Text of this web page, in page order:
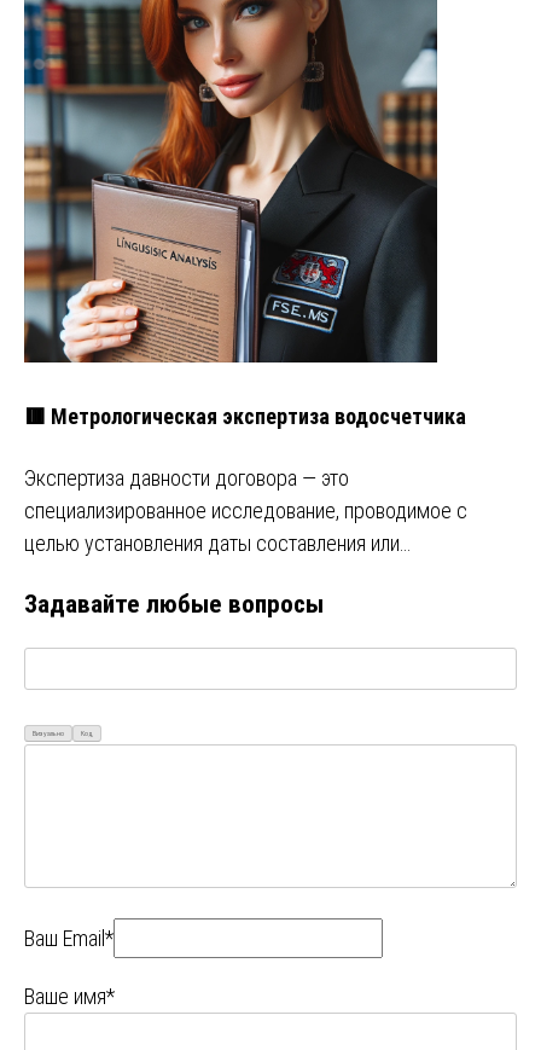
🟥 Метрологическая экспертиза водосчетчика
Экспертиза давности договора — это
специализированное исследование, проводимое с
целью установления даты составления или…
Задавайте любые вопросы
Визуально Код
Ваш Email*
Ваше имя*